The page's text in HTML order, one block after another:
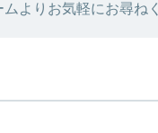
よりお気軽にお尋ね